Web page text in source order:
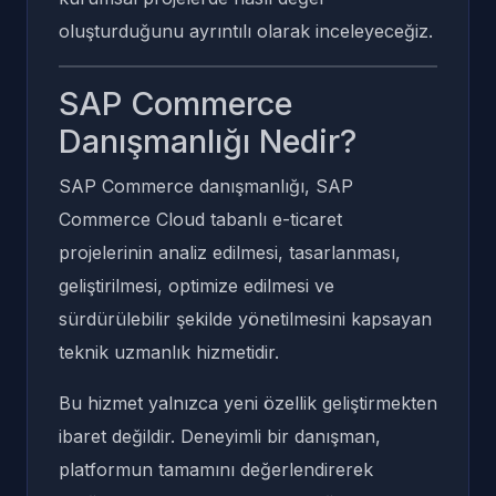
oluşturduğunu ayrıntılı olarak inceleyeceğiz.
SAP Commerce
Danışmanlığı Nedir?
SAP Commerce danışmanlığı, SAP
Commerce Cloud tabanlı e-ticaret
projelerinin analiz edilmesi, tasarlanması,
geliştirilmesi, optimize edilmesi ve
sürdürülebilir şekilde yönetilmesini kapsayan
teknik uzmanlık hizmetidir.
Bu hizmet yalnızca yeni özellik geliştirmekten
ibaret değildir. Deneyimli bir danışman,
platformun tamamını değerlendirerek